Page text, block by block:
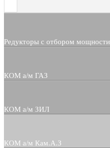
Редукторы с отбором мощности
КОМ а/м ГАЗ
КОМ а/м ЗИЛ
КОМ а/м Кам.А.З